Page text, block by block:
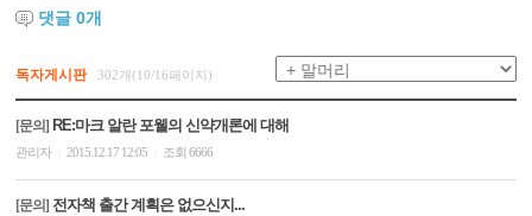
댓글0개
독자게시판 302개(10/16페이지)
[문의] RE:마크 알란 포웰의 신약개론에 대해
관리자 2015.12.17 12:05 조회 6666
[문의] 전자책 출간 계획은 없으신지...